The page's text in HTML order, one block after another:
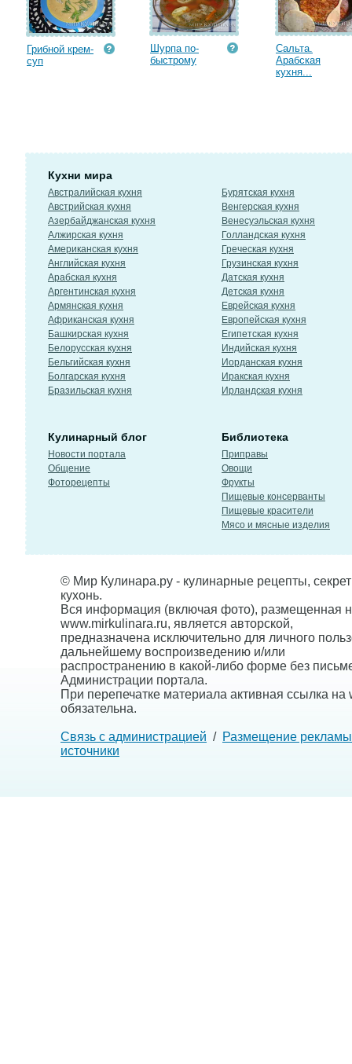
Грибной крем-
суп
Шурпа по-
быстрому
Сальта.
Арабская
кухня...
Кухни мира
Австралийская кухня
Австрийская кухня
Азербайджанская кухня
Алжирская кухня
Американская кухня
Английская кухня
Арабская кухня
Аргентинская кухня
Армянская кухня
Африканская кухня
Башкирская кухня
Белорусская кухня
Бельгийская кухня
Болгарская кухня
Бразильская кухня
Бурятская кухня
Венгерская кухня
Венесуэльская кухня
Голландская кухня
Греческая кухня
Грузинская кухня
Датская кухня
Детская кухня
Еврейская кухня
Европейская кухня
Египетская кухня
Индийская кухня
Иорданская кухня
Иракская кухня
Ирландская кухня
Кулинарный блог
Новости портала
Общение
Фоторецепты
Библиотека
Приправы
Овощи
Фрукты
Пищевые консерванты
Пищевые красители
Мясо и мясные изделия
© Мир Кулинара.ру - кулинарные рецепты,
кухонь.
Вся информация (включая фото), размещенная
www.mirkulinara.ru, является авторской,
предназначена исключительно для личного
дальнейшему воспроизведению и/или
распространению в какой-либо форме без
Администрации портала.
При перепечатке материала активная ссылка на
обязательна.
Связь с администрацией / Размещение рекламы
источники